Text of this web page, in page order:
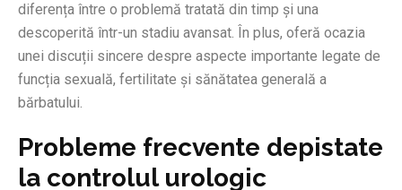
diferența între o problemă tratată din timp și una
descoperită într-un stadiu avansat. În plus, oferă ocazia
unei discuții sincere despre aspecte importante legate de
funcția sexuală, fertilitate și sănătatea generală a
bărbatului.
Probleme frecvente depistate
la controlul urologic